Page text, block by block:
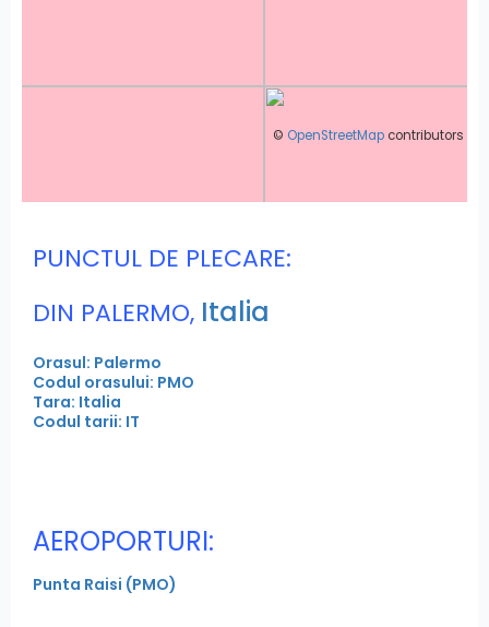
© OpenStreetMap contributors
PUNCTUL DE PLECARE:
DIN PALERMO, Italia
Orasul: Palermo
Codul orasului: PMO
Tara: Italia
Codul tarii: IT
AEROPORTURI:
Punta Raisi (PMO)